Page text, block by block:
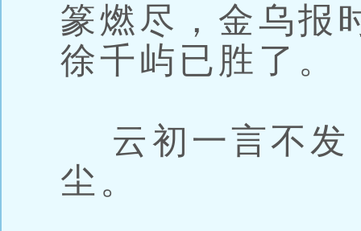
篆燃尽，金乌报
徐千屿已胜了。
云初一言不发
尘。